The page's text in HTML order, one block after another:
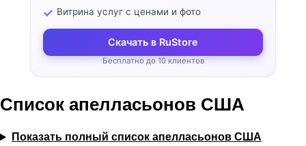
Витрина услуг с ценами и фото
Скачать в RuStore
Бесплатно до 10 клиентов
Список апелласьонов США
Показать полный список апелласьонов США